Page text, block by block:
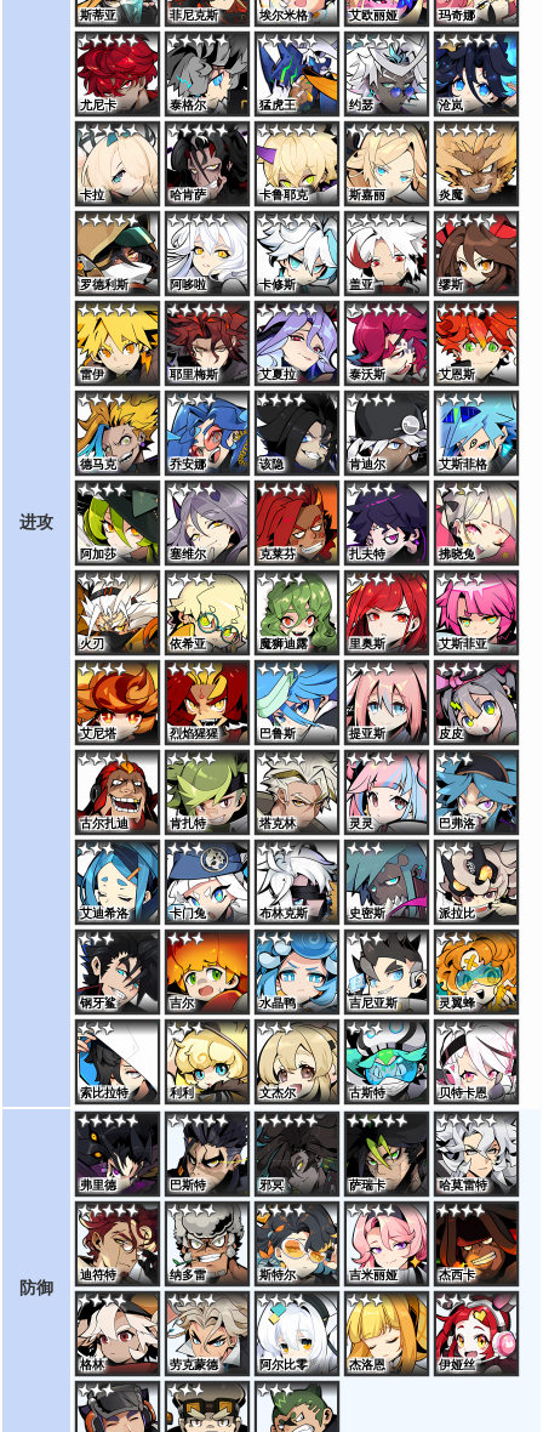
进攻
斯蒂亚 菲尼克斯 埃尔米格 艾欧丽娅 玛奇娜
尤尼卡 泰格尔 猛虎王 约瑟 沧岚
卡拉 哈肯萨 卡鲁耶克 斯嘉丽 炎魔
罗德利斯 阿哆啦 卡修斯 盖亚 缪斯
雷伊 耶里梅斯 艾夏拉 泰沃斯 艾恩斯
德马克 乔安娜 该隐 肯迪尔 艾斯菲格
阿加莎 塞维尔 克莱芬 扎夫特 拂晓兔
火刃 依希亚 魔狮迪露 里奥斯 艾斯菲亚
艾尼塔 烈焰猩猩 巴鲁斯 提亚斯 皮皮
古尔扎迪 肯扎特 塔克林 灵灵 巴弗洛
艾迪希洛 卡门兔 布林克斯 史密斯 派拉比
钢牙鲨 吉尔 水晶鸭 吉尼亚斯 灵翼蜂
索比拉特 利利 文杰尔 古斯特 贝特卡恩
防御
弗里德 巴斯特 邪冥 萨瑞卡 哈莫雷特
迪符特 纳多雷 斯特尔 吉米丽娅 杰西卡
格林 劳克蒙德 阿尔比零 杰洛恩 伊娅丝